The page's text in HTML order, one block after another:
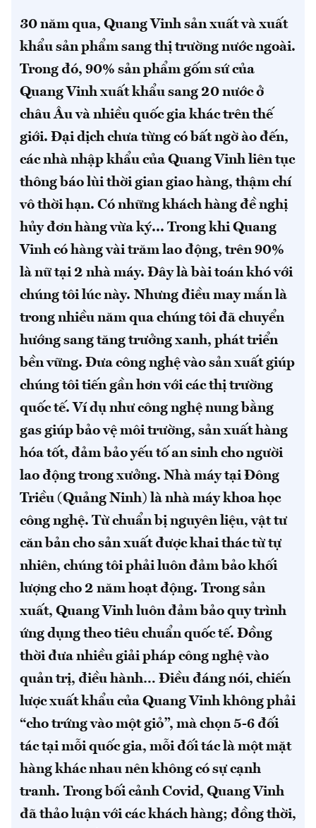
30 năm qua, Quang Vinh sản xuất và xuất
khẩu sản phẩm sang thị trường nước ngoài.
Trong đó, 90% sản phẩm gốm sứ của
Quang Vinh xuất khẩu sang 20 nước ở
châu Âu và nhiều quốc gia khác trên thế
giới. Đại dịch chưa từng có bất ngờ ào đến,
các nhà nhập khẩu của Quang Vinh liên tục
thông báo lùi thời gian giao hàng, thậm chí
vô thời hạn. Có những khách hàng đề nghị
hủy đơn hàng vừa ký... Trong khi Quang
Vinh có hàng vài trăm lao động, trên 90%
là nữ tại 2 nhà máy. Đây là bài toán khó với
chúng tôi lúc này. Nhưng điều may mắn là
trong nhiều năm qua chúng tôi đã chuyển
hướng sang tăng trưởng xanh, phát triển
bền vững. Đưa công nghệ vào sản xuất giúp
chúng tôi tiến gần hơn với các thị trường
quốc tế. Ví dụ như công nghệ nung bằng
gas giúp bảo vệ môi trường, sản xuất hàng
hóa tốt, đảm bảo yếu tố an sinh cho người
lao động trong xưởng. Nhà máy tại Đông
Triều (Quảng Ninh) là nhà máy khoa học
công nghệ. Từ chuẩn bị nguyên liệu, vật tư
căn bản cho sản xuất được khai thác từ tự
nhiên, chúng tôi phải luôn đảm bảo khối
lượng cho 2 năm hoạt động. Trong sản
xuất, Quang Vinh luôn đảm bảo quy trình
ứng dụng theo tiêu chuẩn quốc tế. Đồng
thời đưa nhiều giải pháp công nghệ vào
quản trị, điều hành… Điều đáng nói, chiến
lược xuất khẩu của Quang Vinh không phải
“cho trứng vào một giỏ”, mà chọn 5-6 đối
tác tại mỗi quốc gia, mỗi đối tác là một mặt
hàng khác nhau nên không có sự cạnh
tranh. Trong bối cảnh Covid, Quang Vinh
đã thảo luận với các khách hàng; đồng thời,